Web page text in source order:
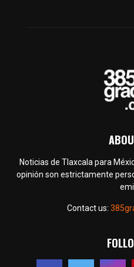
Noticias de Tlaxcala para
opinión son estrictamente
Contact us: